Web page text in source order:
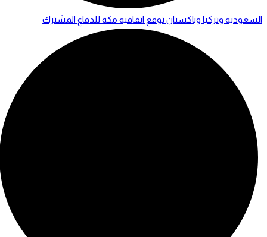
السعودية وتركيا وباكستان توقع اتفاقية مكة للدفاع المشترك